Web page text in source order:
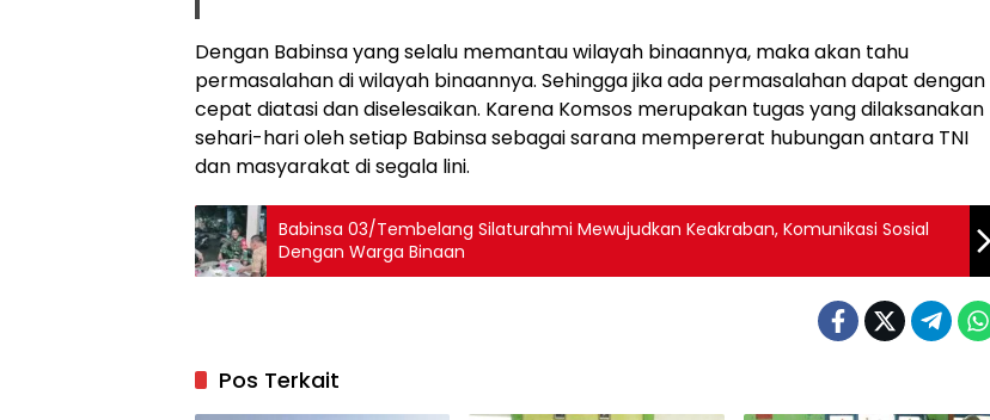
Dengan Babinsa yang selalu memantau wilayah binaannya, maka akan tahu
permasalahan di wilayah binaannya. Sehingga jika ada permasalahan dapat dengan
cepat diatasi dan diselesaikan. Karena Komsos merupakan tugas yang dilaksanakan
sehari-hari oleh setiap Babinsa sebagai sarana mempererat hubungan antara TNI
dan masyarakat di segala lini.
Babinsa 03/Tembelang Silaturahmi Mewujudkan Keakraban, Komunikasi Sosial
Dengan Warga Binaan
Pos Terkait